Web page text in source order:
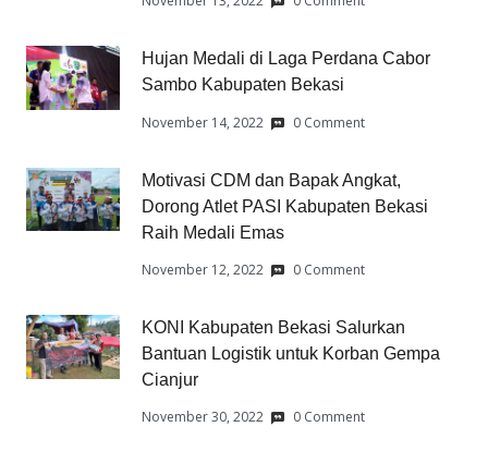
Hujan Medali di Laga Perdana Cabor
Sambo Kabupaten Bekasi
November 14, 2022 0 Comment
Motivasi CDM dan Bapak Angkat,
Dorong Atlet PASI Kabupaten Bekasi
Raih Medali Emas
November 12, 2022 0 Comment
KONI Kabupaten Bekasi Salurkan
Bantuan Logistik untuk Korban Gempa
Cianjur
November 30, 2022 0 Comment